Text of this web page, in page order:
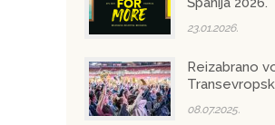
23.01.2026.
Reizabrano
08.07.2025.